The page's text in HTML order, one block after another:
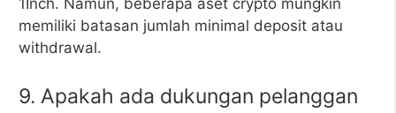
memiliki batasan jumlah minimal deposit atau
withdrawal.
9. Apakah ada dukungan pelanggan